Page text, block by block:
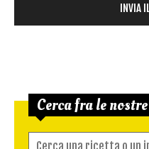
Cerca fra le